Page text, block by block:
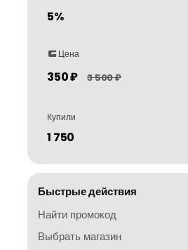
5%
Цена
350 ₽ 3 500 ₽
Купили
1 750
Быстрые действия
Найти промокод
Выбрать магазин